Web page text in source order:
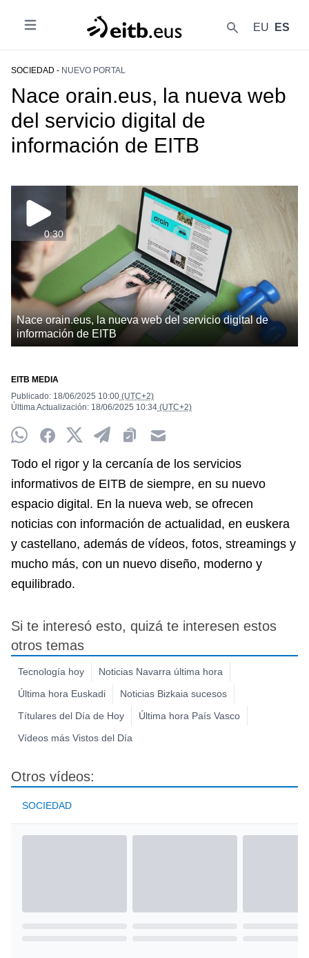
EU ES
SOCIEDAD - NUEVO PORTAL
Nace orain.eus, la nueva web
del servicio digital de
información de EITB
Nace orain.eus, la nueva web del servicio digital de
información de EITB
0:30
EITB MEDIA
Publicado: 18/06/2025 10:00 (UTC+2)
Última Actualización: 18/06/2025 10:34 (UTC+2)
Todo el rigor y la cercanía de los servicios
informativos de EITB de siempre, en su nuevo
espacio digital. En la nueva web, se ofrecen
noticias con información de actualidad, en euskera
y castellano, además de vídeos, fotos, streamings y
mucho más, con un nuevo diseño, moderno y
equilibrado.
Si te interesó esto, quizá te interesen estos
otros temas
Tecnología hoy
Noticias Navarra última hora
Última hora Euskadi
Noticias Bizkaia sucesos
Títulares del Día de Hoy
Última hora País Vasco
Vídeos más Vistos del Día
Otros vídeos:
SOCIEDAD